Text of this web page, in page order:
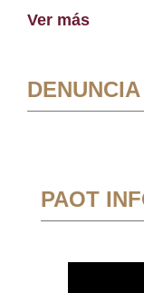
Ver más
PAOT